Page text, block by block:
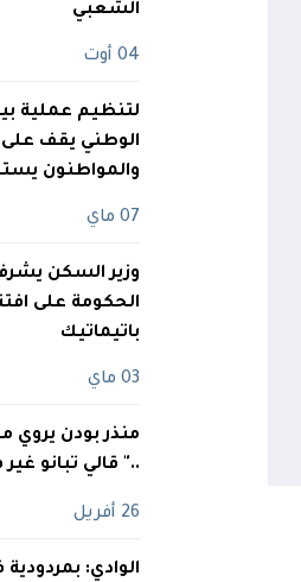
الشعبي
04 أوت
لتنظيم عملية
الوطني يقف
والمواطنون
07 ماي
وزير السكن
باتيماتيك
03 ماي
منذر بودن يروي
.." قالي تبانو غير
26 أفريل